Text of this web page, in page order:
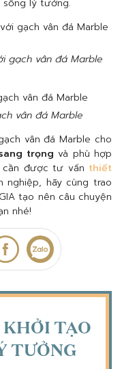
lý tưởng.
gạch vân đá Marble
vân đá Marble
vân đá Marble cho
trọng và phù hợp
cần được tư vấn thiết
nghiệp, hãy cùng trao
tạo nên câu chuyện
nhé!
KHỞI TẠO
TƯỞNG